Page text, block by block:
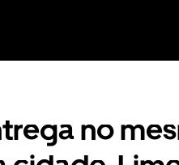
no